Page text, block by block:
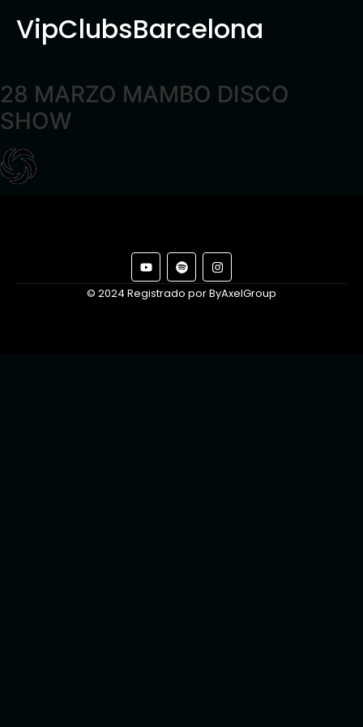
VipClubsBarcelona
28 MARZO MAMBO DISCO
SHOW
© 2024 Registrado por ByAxelGroup